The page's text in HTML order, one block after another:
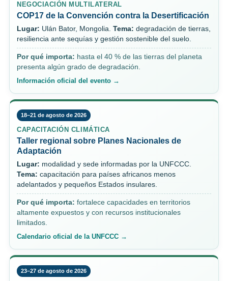
NEGOCIACIÓN MULTILATERAL
COP17 de la Convención contra la Desertificación
Lugar: Ulán Bator, Mongolia. Tema: degradación de tierras,
resiliencia ante sequías y gestión sostenible del suelo.
Por qué importa: hasta el 40 % de las tierras del planeta
presenta algún grado de degradación.
Información oficial del evento →
18–21 de agosto de 2026
CAPACITACIÓN CLIMÁTICA
Taller regional sobre Planes Nacionales de
Adaptación
Lugar: modalidad y sede informadas por la UNFCCC.
Tema: capacitación para países africanos menos
adelantados y pequeños Estados insulares.
Por qué importa: fortalece capacidades en territorios
altamente expuestos y con recursos institucionales
limitados.
Calendario oficial de la UNFCCC →
23–27 de agosto de 2026